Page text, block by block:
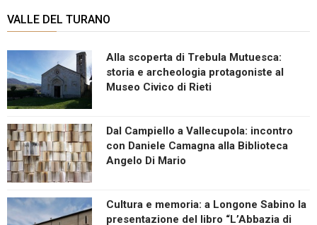
VALLE DEL TURANO
Alla scoperta di Trebula Mutuesca:
storia e archeologia protagoniste al
Museo Civico di Rieti
Dal Campiello a Vallecupola: incontro
con Daniele Camagna alla Biblioteca
Angelo Di Mario
Cultura e memoria: a Longone Sabino la
presentazione del libro “L’Abbazia di